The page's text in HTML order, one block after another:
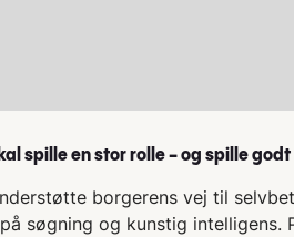
spille en stor rolle - og spille
borgerens vej til
søgning og kunstig intelligens.